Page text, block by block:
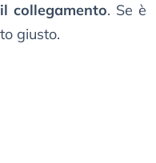
collegamento. Se è
giusto.